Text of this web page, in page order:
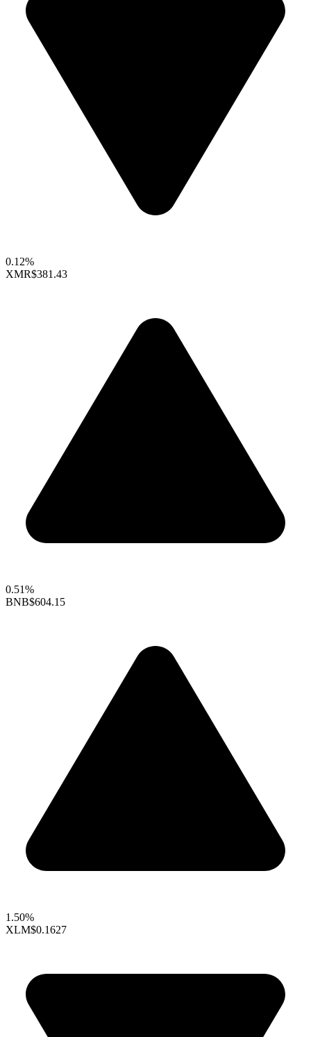
0.12%
XMR$381.43
0.51%
BNB$604.15
1.50%
XLM$0.1627